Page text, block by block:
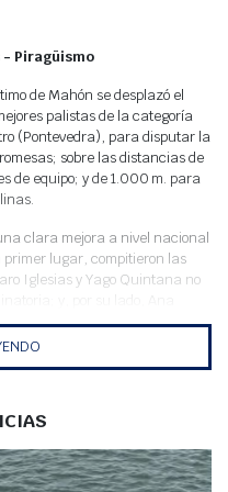
- Piragüismo
de Mahón se desplazó el
palistas de la categoría
(Pontevedra), para disputar la
sobre las distancias de
de equipo; y de 1.000 m. para
clara mejora a nivel nacional
lugar, compitieron las
Iglesias y Yago Quintana no
y clasificaban para la
las finales femeninas las
de Ana y un primer
los palistas de Mahón
para cubrir las categorías